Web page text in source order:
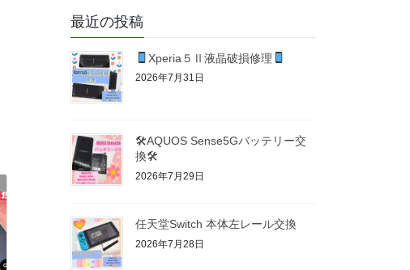
最近の投稿
Xperia５Ⅱ液晶破損修理
2026年7月31日
🛠AQUOS Sense5Gバッテリー交
換🛠
2026年7月29日
任天堂Switch 本体左レール交換
2026年7月28日